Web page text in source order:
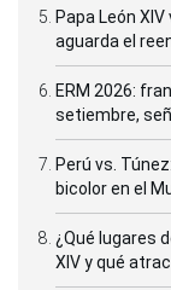
Papa León
aguarda el
ERM 2026:
setiembre,
Perú vs.
bicolor en el
¿Qué lugares
XIV y qué